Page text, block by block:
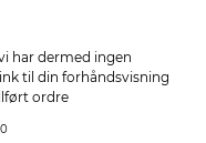
har dermed ingen
til din forhåndsvisning
ordre